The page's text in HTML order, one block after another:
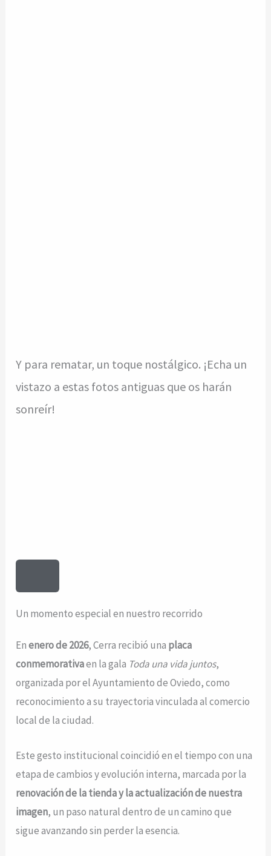
Y para rematar, un toque nostálgico. ¡Echa un
vistazo a estas fotos antiguas que os harán
sonreír!
Un momento especial en nuestro recorrido
Enenero de 2026, Cerra recibió una placa
conmemorativaen la gala Toda una vida juntos,
organizada por el Ayuntamiento de Oviedo, como
reconocimiento a su trayectoria vinculada al comercio
local de la ciudad.
Este gesto institucional coincidió en el tiempo con una
etapa de cambios y evolución interna, marcada por la
renovación de la tienda y la actualización de nuestra
imagen, un paso natural dentro de un camino que
sigue avanzando sin perder la esencia.